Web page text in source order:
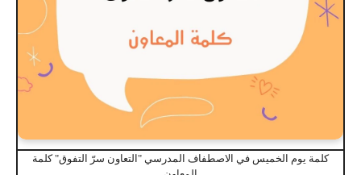
كلمة يوم الخميس في الاصطفاف المدرسي "التعاون سرّ التفوق" كلمة